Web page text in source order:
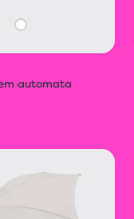
automata